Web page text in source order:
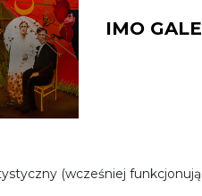
IMO
(wcześniej